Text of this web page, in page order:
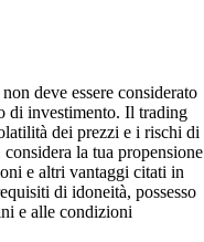
deve essere considerato
di investimento. Il trading
dei prezzi e i rischi di
la tua propensione
e altri vantaggi citati in
di idoneità, possesso
e alle condizioni